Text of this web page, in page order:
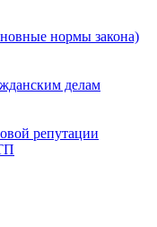
нормы закона)
делам
репутации